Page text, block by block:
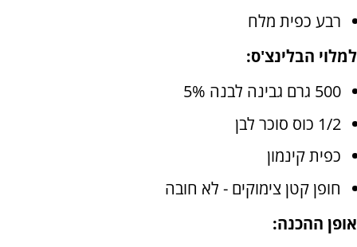
רבע כפית מלח
למלוי הבלינצ'ס:
500 גרם גבינה לבנה 5%
1/2 כוס סוכר לבן
כפית קינמון
חופן קטן צימוקים - לא חובה
אופן ההכנה: